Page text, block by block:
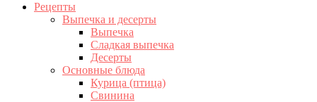
Рецепты
Выпечка и десерты
Выпечка
Сладкая выпечка
Десерты
Основные блюда
Курица (птица)
Свинина